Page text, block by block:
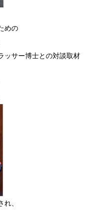
めの
ッサー博士との対談取材
、